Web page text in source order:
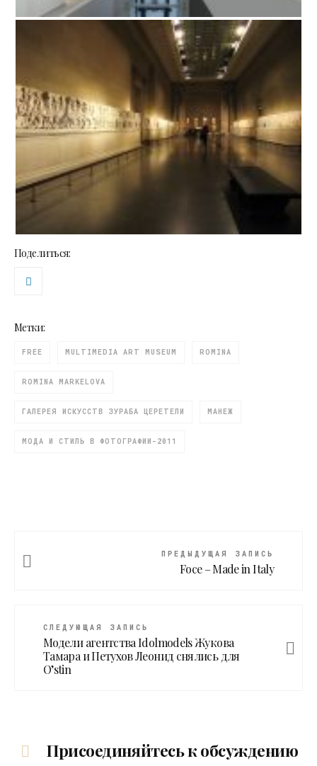
Поделиться:
Метки:
FREE MULTIMEDIA ART MUSEUM ROMINA
ROMINA MARKELOVA
ГАЛЕРЕЯ ИСКУССТВ ЗУРАБА ЦЕРЕТЕЛИ МАНЕЖ
МОДА И СТИЛЬ В ФОТОГРАФИИ-2011
ПРЕДЫДУЩАЯ ЗАПИСЬ
Foce – Made in Italy
СЛЕДУЮЩАЯ ЗАПИСЬ
Модели агентства Idolmodels Жукова
Тамара и Петухов Леонид снялись для
O’stin
Присоединяйтесь к обсуждению